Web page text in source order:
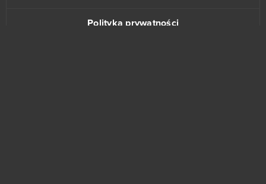
Polityka prywatności